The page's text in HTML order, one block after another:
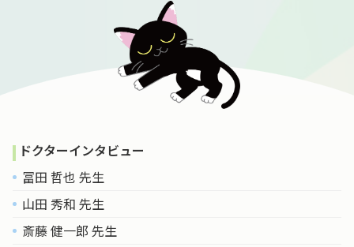
ドクターインタビュー
冨田 哲也 先生
山田 秀和 先生
斎藤 健一郎 先生